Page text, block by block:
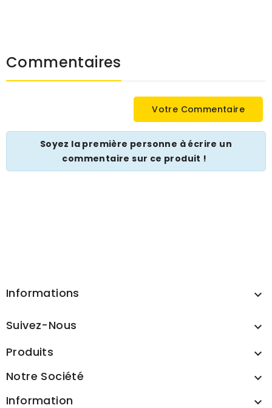
Commentaires
Votre Commentaire
Soyez la première personne à écrire un
commentaire sur ce produit !
Informations 
Suivez-Nous 
Produits 
Notre Société 
Information 